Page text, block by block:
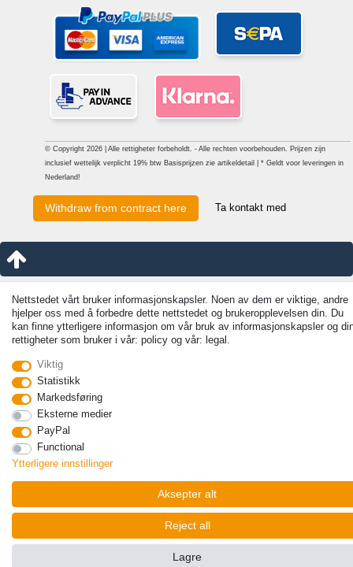
© Copyright 2026 | Alle rettigheter forbeholdt. - Alle rechten voorbehouden. Prijzen zijn
inclusief wettelijk verplicht 19% btw Basisprijzen zie artikeldetail | * Geldt voor leveringen in
Nederland!
Withdraw from contract here Ta kontakt med
Nettstedet vårt bruker informasjonskapsler. Noen av dem er viktige, andre
hjelper oss med å forbedre dette nettstedet og brukeropplevelsen din. Du
kan finne ytterligere informasjon om vår bruk av informasjonskapsler og
rettigheter som bruker i vår: policy og vår: legal.
Viktig
Statistikk
Markedsføring
Eksterne medier
PayPal
Functional
Ytterligere innstillinger
Aksepter alt
Reject all
Lagre